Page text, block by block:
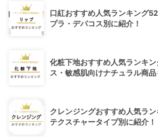
口紅おすすめ人気ランキング
プラ・デパコス別に紹介！
化粧下地おすすめ人気ランキ
ス・敏感肌向けナチュラル商品
クレンジングおすすめ人気ラ
テクスチャータイプ別に紹介！